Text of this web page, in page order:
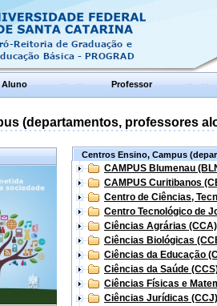
Aluno Professor
(departamentos, professores
Centros Ensino, Campus
CAMPUS Blumenau
CAMPUS Curitibanos
Centro de Ciências,
Centro Tecnológico de
Ciências Agrárias (CCA)
Ciências Biológicas
Ciências da Educação
Ciências da Saúde
Ciências Físicas e
Ciências Jurídicas (CCJ)